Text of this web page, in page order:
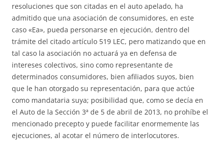
resoluciones que son citadas en el auto apelado, ha
admitido que una asociación de consumidores, en este
caso «Ea», pueda personarse en ejecución, dentro del
trámite del citado artículo 519 LEC, pero matizando que en
tal caso la asociación no actuará ya en defensa de
intereses colectivos, sino como representante de
determinados consumidores, bien afiliados suyos, bien
que le han otorgado su representación, para que actúe
como mandataria suya; posibilidad que, como se decía en
el Auto de la Sección 3ª de 5 de abril de 2013, no prohíbe el
mencionado precepto y puede facilitar enormemente las
ejecuciones, al acotar el número de interlocutores.